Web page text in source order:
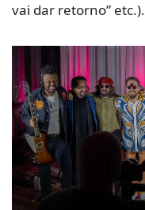
vai dar retorno” etc.).